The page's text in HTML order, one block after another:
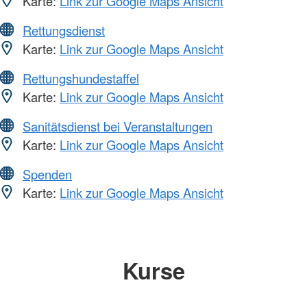
Rettungsdienst
Karte: Link zur Google Maps Ansicht
Rettungshundestaffel
Karte: Link zur Google Maps Ansicht
Sanitätsdienst bei Veranstaltungen
Karte: Link zur Google Maps Ansicht
Spenden
Karte: Link zur Google Maps Ansicht
Kurse